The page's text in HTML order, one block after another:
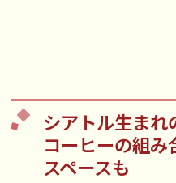
シアトル生まれ
コーヒーの組
スペースも